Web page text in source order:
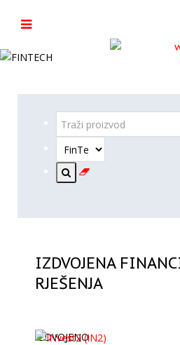
IZDVOJENA
RJEŠENJA
IZDVOJENO